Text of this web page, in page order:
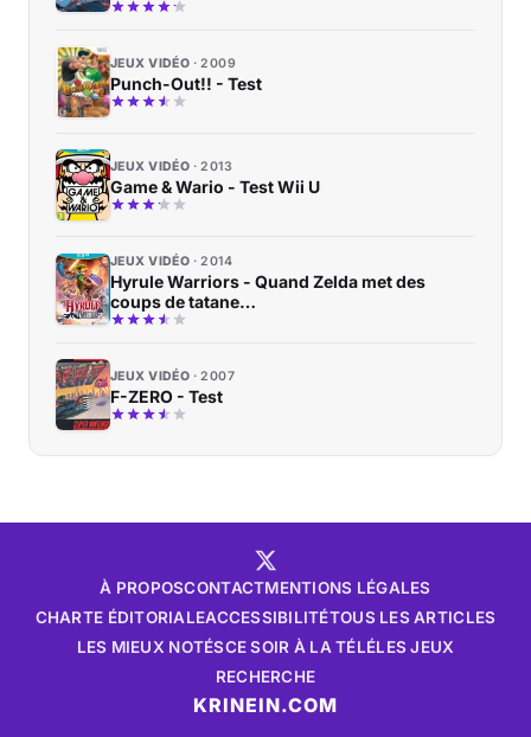
JEUX VIDÉO 2009
Punch-Out!! - Test
JEUX VIDÉO 2013
Game & Wario - Test Wii U
JEUX VIDÉO 2014
Hyrule Warriors - Quand Zelda met des
coups de tatane…
JEUX VIDÉO 2007
F-ZERO - Test
À PROPOSCONTACTMENTIONS LÉGALES
CHARTE ÉDITORIALEACCESSIBILITÉTOUS LES ARTICLES
LES MIEUX NOTÉSCE SOIR À LA TÉLÉLES JEUX
RECHERCHE
KRINEIN.COM